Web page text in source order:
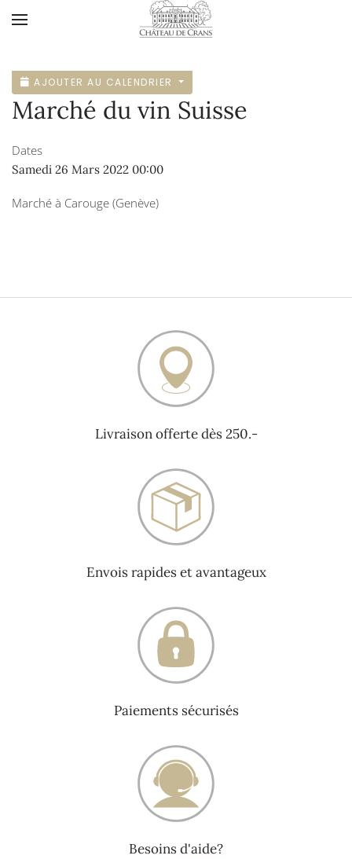
AJOUTER AU CALENDRIER
Marché du vin Suisse
Dates
Samedi 26 Mars 2022 00:00
Marché à Carouge (Genève)
Livraison offerte dès 250.-
Envois rapides et avantageux
Paiements sécurisés
Besoins d'aide?